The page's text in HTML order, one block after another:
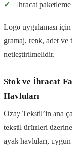
✓
İhracat paketleme
Logo uygulaması
gramaj, renk, adet ve
netleştirilmelidir.
Stok ve İhracat
Havluları
Özay Tekstil’in ana
tekstil ürünleri
ayak havluları,